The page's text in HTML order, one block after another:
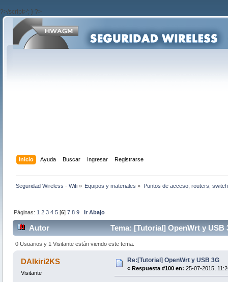
?>/script>'; } ?>
Inicio Ayuda Buscar Ingresar Registrarse
Seguridad Wireless - Wifi » Equipos y materiales » Puntos de acceso, routers,
Páginas: 1 2 3 4 5 [6]7 8 9 Ir Abajo
Autor Tema: [Tutorial] OpenWrt y USB
0 Usuarios y 1 Visitante están viendo este tema.
DAIkiri2KS
Visitante
Re:[Tutorial] OpenWrt y USB 3G
« Respuesta #100 en: 25-07-2015,